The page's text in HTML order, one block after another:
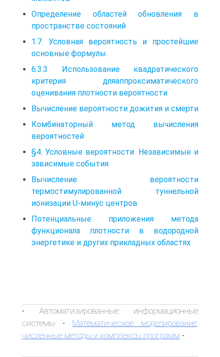
Определение областей обновления в
пространстве состояний
1.7. Условная вероятность и простейшие
основные формулы.
6.3.3 Использование квадратического
критерия дляаппроксиматического
оценивания плотности вероятности
Вычисление вероятности дожития и смерти
Комбинаторный метод вычисления
вероятностей
§4. Условные вероятности. Независимые и
зависимые события
Вычисление вероятности
термостимулированной туннельной
ионизации U-минус центров
Потенциальные приложения метода
функционала плотности в водородной
энергетике и других прикладных областях
- Автоматизированные информационные
системы - Математическое моделирование,
численные методы и комплексы программ -